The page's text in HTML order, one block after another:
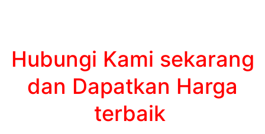
Hubungi Kami sekarang
dan Dapatkan Harga
terbaik